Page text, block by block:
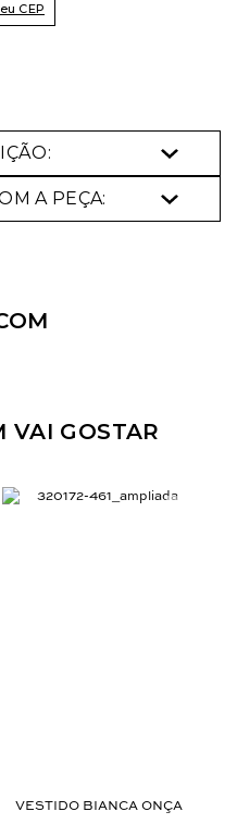
CEP
A PEÇA:
VAI GOSTAR
VESTIDO BIANCA ONÇA